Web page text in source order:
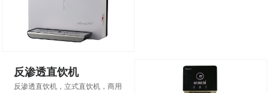
反渗透直饮机
反渗透直饮机，立式直饮机，商用